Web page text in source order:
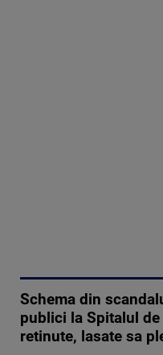
Schema din
publici la Spitalul
retinute, lasate sa